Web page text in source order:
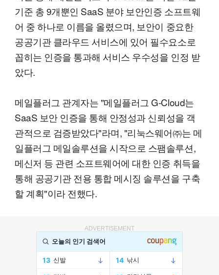
기준 총 9개뿐인 SaaS 분야 보안인증 소프트웨
어 중 하나로 이름을 올렸으며, 보안이 중요한
공공기관 클라우드 서비스에 있어 필수요소로
꼽히는 인증을 통과해 서비스 우수성을 인정 받
았다.
메일플러그 관계자는 "메일플러그 G-Cloud는
SaaS 보안 인증을 통해 안정성과 신뢰성을 객
관적으로 검증받았다"라며, "리눅스웨어㈜는 메
일플러그 메일솔루션을 시작으로 스팸솔루션,
메신저 등 관련 소프트웨어에 대한 인증 취득을
통해 공공기관 전용 통합 메시징 솔루션을 구축
할 계획"이라 전했다.
ADVERTISEMENT